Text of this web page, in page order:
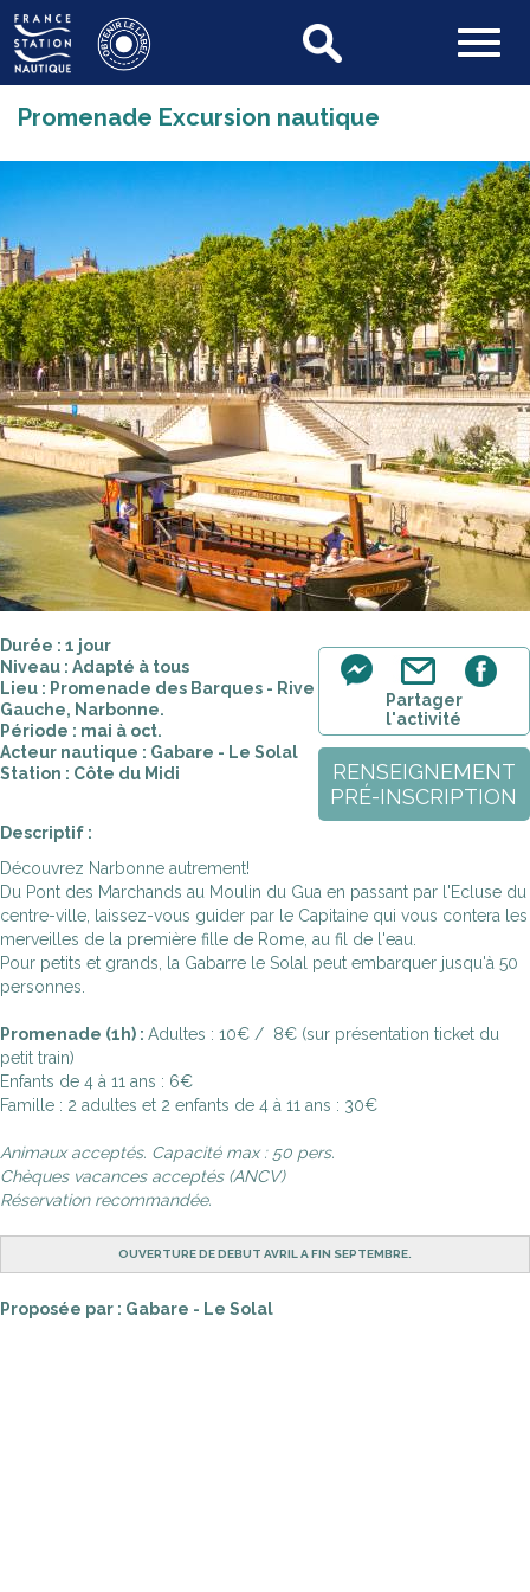
Promenade Excursion nautique
Durée : 1 jour
Niveau : Adapté à tous
Lieu : Promenade des Barques - Rive
Gauche, Narbonne.
Période : mai à oct.
Acteur nautique : Gabare - Le Solal
Station : Côte du Midi
Partager
l'activité
RENSEIGNEMENT
PRÉ-INSCRIPTION
Descriptif :
Découvrez Narbonne autrement!
Du Pont des Marchands au Moulin du Gua en passant par l'Ecluse du
centre-ville, laissez-vous guider par le Capitaine qui vous contera les
merveilles de la première fille de Rome, au fil de l'eau.
Pour petits et grands, la Gabarre le Solal peut embarquer jusqu'à 50
personnes.
Promenade (1h) : Adultes : 10€ / 8€ (sur présentation ticket du
petit train)
Enfants de 4 à 11 ans : 6€
Famille : 2 adultes et 2 enfants de 4 à 11 ans : 30€
Animaux acceptés. Capacité max : 50 pers.
Chèques vacances acceptés (ANCV)
Réservation recommandée.
OUVERTURE DE DEBUT AVRIL A FIN SEPTEMBRE.
Proposée par : Gabare - Le Solal